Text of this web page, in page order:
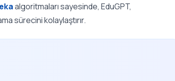
algoritmaları sayesinde, EduGPT,
sürecini kolaylaştırır.